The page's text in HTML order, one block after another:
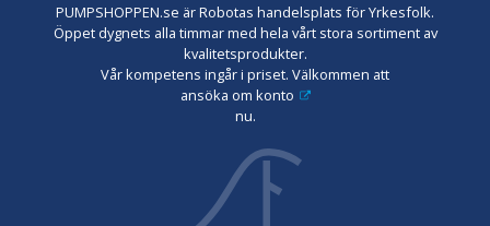
PUMPSHOPPEN.se är Robotas handelsplats för Yrkesfolk.
Öppet dygnets alla timmar med hela vårt stora sortiment av
kvalitetsprodukter.
Vår kompetens ingår i priset. Välkommen att
ansöka om konto
nu.